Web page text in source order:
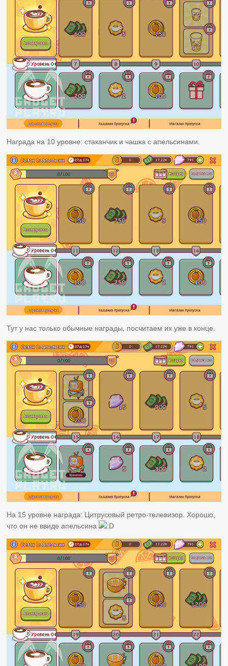
Награда на 10 уровне: стаканчик и чашка с апельсинами.
Тут у нас только обычные награды, посчитаем их уже в конце.
На 15 уровне награда: Цитрусовый ретро-телевизор. Хорошо,
что он не ввиде апельсина